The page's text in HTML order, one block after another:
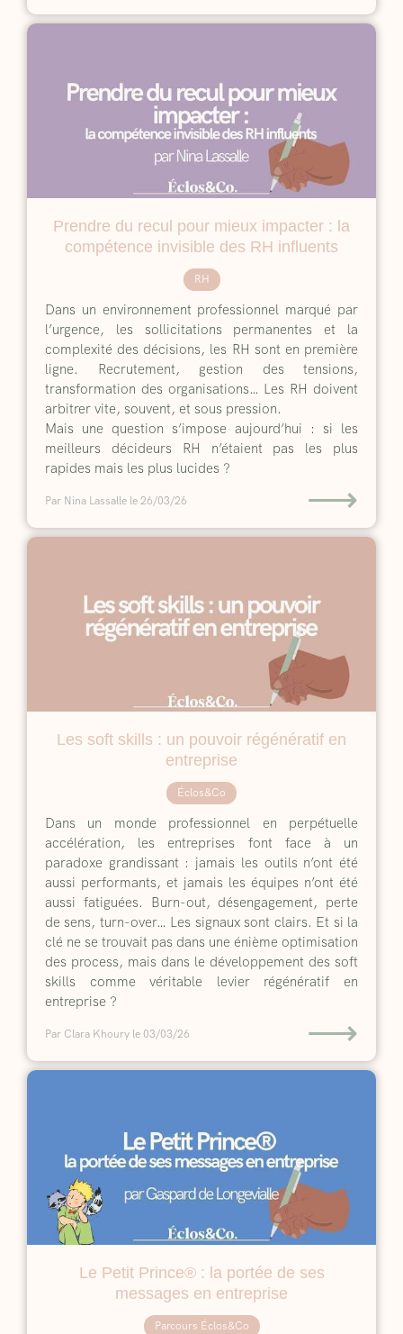
Prendre du recul pour mieux impacter : la
compétence invisible des RH influents
RH
Dans un environnement professionnel marqué par
l’urgence, les sollicitations permanentes et la
complexité des décisions, les RH sont en première
ligne. Recrutement, gestion des tensions,
transformation des organisations… Les RH doivent
arbitrer vite, souvent, et sous pression.
Mais une question s’impose aujourd’hui : si les
meilleurs décideurs RH n’étaient pas les plus
rapides mais les plus lucides ?
Par Nina Lassalle le 26/03/26 ⟶
Les soft skills : un pouvoir régénératif en
entreprise
Éclos&Co
Dans un monde professionnel en perpétuelle
accélération, les entreprises font face à un
paradoxe grandissant : jamais les outils n’ont été
aussi performants, et jamais les équipes n’ont été
aussi fatiguées. Burn-out, désengagement, perte
de sens, turn-over… Les signaux sont clairs. Et si la
clé ne se trouvait pas dans une énième optimisation
des process, mais dans le développement des soft
skills comme véritable levier régénératif en
entreprise ?
Par Clara Khoury le 03/03/26 ⟶
Le Petit Prince® : la portée de ses
messages en entreprise
Parcours Éclos&Co